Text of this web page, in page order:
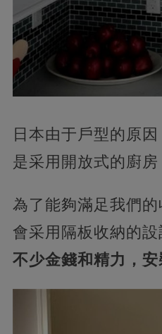
日本由于戶型的原
是采用開放式的廚房
為了能夠滿足我們
會采用隔板收納的設
不少金錢和精力，安